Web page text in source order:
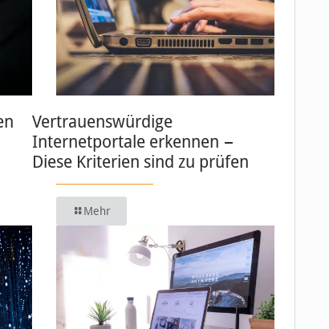
Vertrauenswürdige
Internetportale erkennen −
Diese Kriterien sind zu prüfen
Mehr